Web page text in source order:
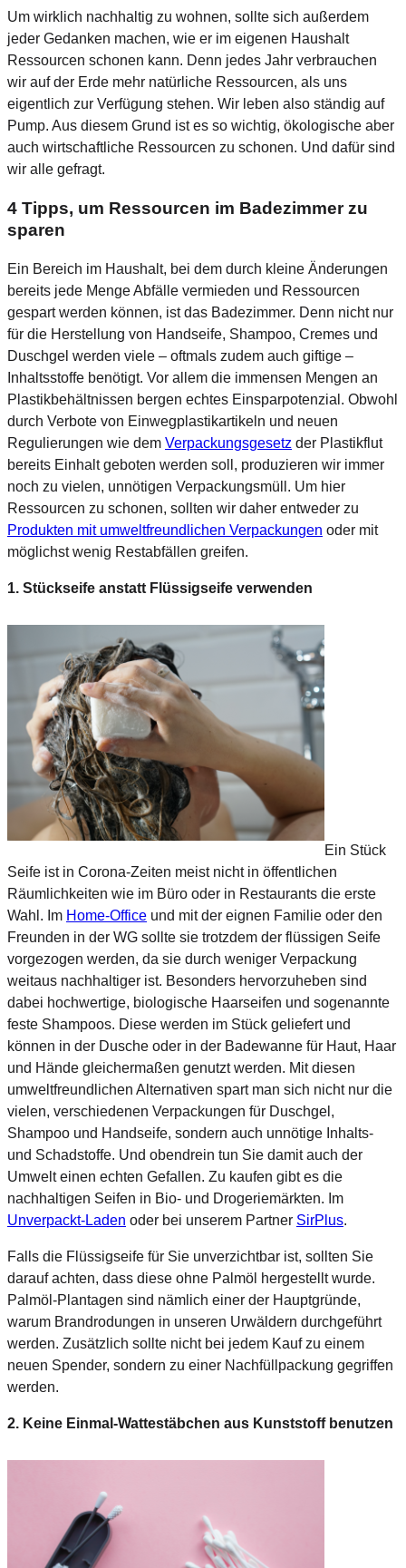
Um wirklich nachhaltig zu wohnen, sollte sich außerdem
jeder Gedanken machen, wie er im eigenen Haushalt
Ressourcen schonen kann. Denn jedes Jahr verbrauchen
wir auf der Erde mehr natürliche Ressourcen, als uns
eigentlich zur Verfügung stehen. Wir leben also ständig auf
Pump. Aus diesem Grund ist es so wichtig, ökologische aber
auch wirtschaftliche Ressourcen zu schonen. Und dafür sind
wir alle gefragt.
4 Tipps, um Ressourcen im Badezimmer zu
sparen
Ein Bereich im Haushalt, bei dem durch kleine Änderungen
bereits jede Menge Abfälle vermieden und Ressourcen
gespart werden können, ist das Badezimmer. Denn nicht nur
für die Herstellung von Handseife, Shampoo, Cremes und
Duschgel werden viele – oftmals zudem auch giftige –
Inhaltsstoffe benötigt. Vor allem die immensen Mengen an
Plastikbehältnissen bergen echtes Einsparpotenzial. Obwohl
durch Verbote von Einwegplastikartikeln und neuen
Regulierungen wie dem Verpackungsgesetz der Plastikflut
bereits Einhalt geboten werden soll, produzieren wir immer
noch zu vielen, unnötigen Verpackungsmüll. Um hier
Ressourcen zu schonen, sollten wir daher entweder zu
Produkten mit umweltfreundlichen Verpackungen oder mit
möglichst wenig Restabfällen greifen.
1. Stückseife anstatt Flüssigseife verwenden
Ein Stück
Seife ist in Corona-Zeiten meist nicht in öffentlichen
Räumlichkeiten wie im Büro oder in Restaurants die erste
Wahl. Im Home-Office und mit der eignen Familie oder den
Freunden in der WG sollte sie trotzdem der flüssigen Seife
vorgezogen werden, da sie durch weniger Verpackung
weitaus nachhaltiger ist. Besonders hervorzuheben sind
dabei hochwertige, biologische Haarseifen und sogenannte
feste Shampoos. Diese werden im Stück geliefert und
können in der Dusche oder in der Badewanne für Haut, Haar
und Hände gleichermaßen genutzt werden. Mit diesen
umweltfreundlichen Alternativen spart man sich nicht nur die
vielen, verschiedenen Verpackungen für Duschgel,
Shampoo und Handseife, sondern auch unnötige Inhalts-
und Schadstoffe. Und obendrein tun Sie damit auch der
Umwelt einen echten Gefallen. Zu kaufen gibt es die
nachhaltigen Seifen in Bio- und Drogeriemärkten. Im
Unverpackt-Laden oder bei unserem Partner SirPlus.
Falls die Flüssigseife für Sie unverzichtbar ist, sollten Sie
darauf achten, dass diese ohne Palmöl hergestellt wurde.
Palmöl-Plantagen sind nämlich einer der Hauptgründe,
warum Brandrodungen in unseren Urwäldern durchgeführt
werden. Zusätzlich sollte nicht bei jedem Kauf zu einem
neuen Spender, sondern zu einer Nachfüllpackung gegriffen
werden.
2. Keine Einmal-Wattestäbchen aus Kunststoff benutzen